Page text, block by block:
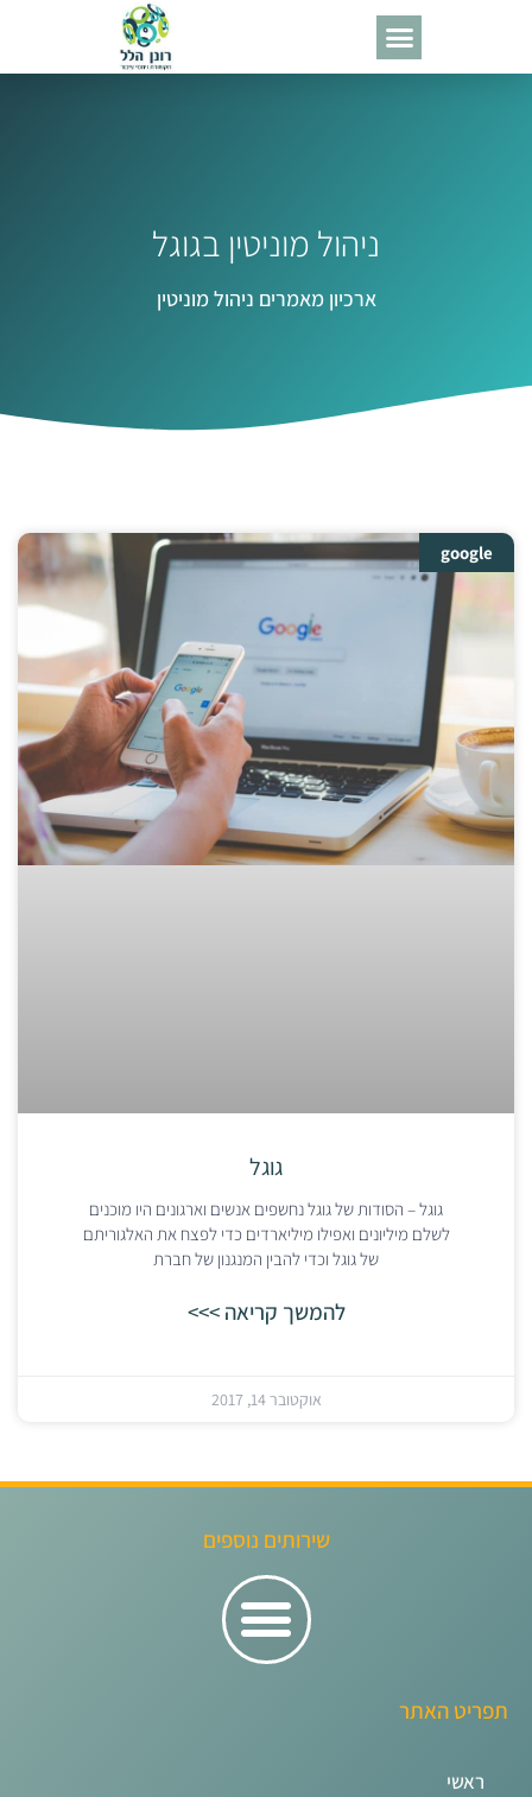
ניהול מוניטין בגוגל
ארכיון מאמרים ניהול מוניטין
google
גוגל
גוגל – הסודות של גוגל נחשפים אנשים וארגונים היו מוכנים
לשלם מיליונים ואפילו מיליארדים כדי לפצח את האלגוריתם
של גוגל וכדי להבין המנגנון של חברת
להמשך קריאה >>>
אוקטובר 14, 2017
שירותים נוספים
תפריט האתר
ראשי